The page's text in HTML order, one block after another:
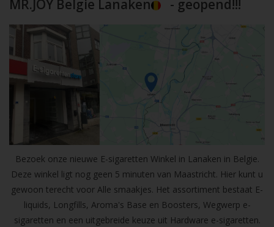
MR.JOY Belgie Lanaken - geopend!!!
Bezoek onze nieuwe E-sigaretten Winkel in Lanaken in Belgie.
Deze winkel ligt nog geen 5 minuten van Maastricht. Hier kunt u
gewoon terecht voor Alle smaakjes. Het assortiment bestaat E-
liquids, Longfills, Aroma's Base en Boosters, Wegwerp e-
sigaretten en een uitgebreide keuze uit Hardware e-sigaretten.